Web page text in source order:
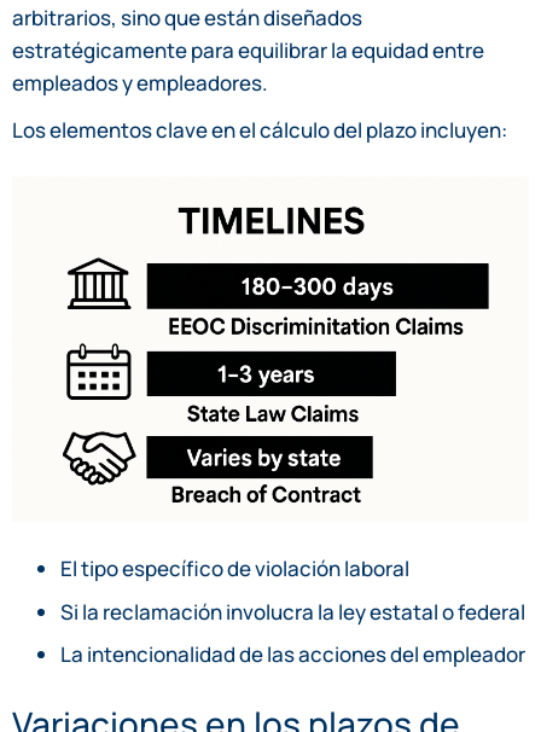
arbitrarios, sino que están diseñados
estratégicamente para equilibrar la equidad entre
empleados y empleadores.
Los elementos clave en el cálculo del plazo incluyen:
El tipo específico de violación laboral
Si la reclamación involucra la ley estatal o federal
La intencionalidad de las acciones del empleador